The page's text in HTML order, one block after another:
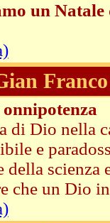
un Natale
di Dio nella
e
della scienza
che un Dio